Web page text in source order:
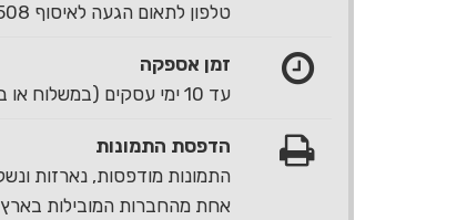
טלפון לתאום הגעה לאיסוף 1-700-501-508
זמן אספקה
עד 10 ימי עסקים (במשלוח או באיסוף עצמי)
הדפסת התמונות
התמונות מודפסות, נארזות
אחת מהחברות המובילות בארץ